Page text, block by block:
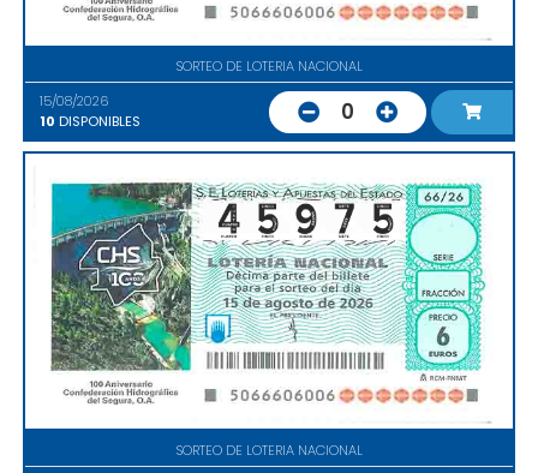
SORTEO DE LOTERIA NACIONAL
15/08/2026
10 DISPONIBLES 0
SORTEO DE LOTERIA NACIONAL